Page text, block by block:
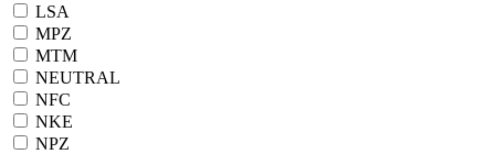
LSA
MPZ
MTM
NEUTRAL
NFC
NKE
NPZ